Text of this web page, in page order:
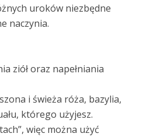
uroków niezbędne
naczynia.
ziół oraz napełniania
i świeża róża, bazylia,
którego użyjesz.
więc można użyć